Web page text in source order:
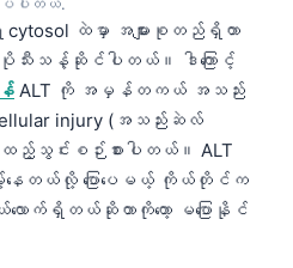
cytosol ထဲမှာ အများစုတည်ရှိတာ
သီးသန့်ဆိုင်ပါတယ်။ ဒါကြောင့်
ALT ကို အမှန်တကယ် အသည်း
injury (အသည်းဆဲလ်
သွင်းစဉ်းစားပါတယ်။ ALT
ေတယ်လို့ ပြောပေမယ့် ကိုယ်တိုင်က
ောက်ရှိတယ်ဆိုတာကိုတော့ မပြောနိုင်